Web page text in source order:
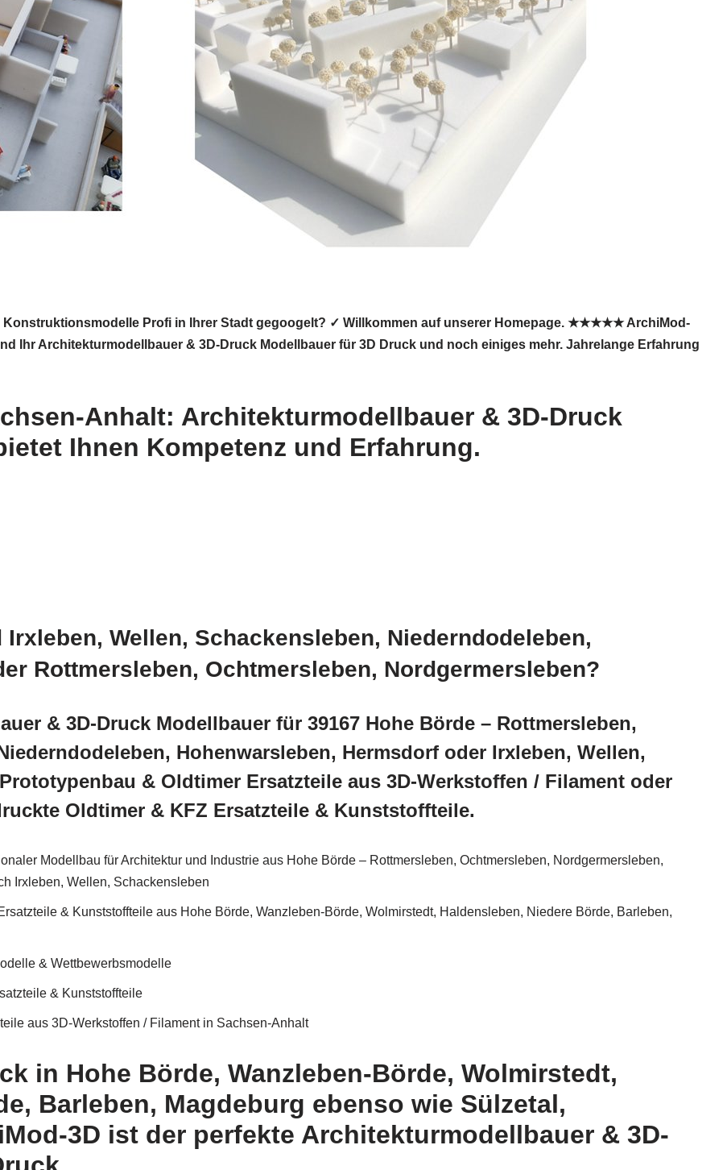
Konstruktionsmodelle Profi in Ihrer Stadt gegoogelt? ✓ Willkommen auf unserer Homepage. ★★★★★ ArchiMod-
Ihr Architekturmodellbauer & 3D-Druck Modellbauer für 3D Druck und noch einiges mehr. Jahrelange Erfahrung
Anhalt: Architekturmodellbauer & 3D-Druck
Ihnen Kompetenz und Erfahrung.
Wellen, Schackensleben, Niederndodeleben,
Rottmersleben, Ochtmersleben, Nordgermersleben?
& 3D-Druck Modellbauer für 39167 Hohe Börde – Rottmersleben,
Hohenwarsleben, Hermsdorf oder Irxleben, Wellen,
& Oldtimer Ersatzteile aus 3D-Werkstoffen / Filament oder
Oldtimer & KFZ Ersatzteile & Kunststoffteile.
Modellbau für Architektur und Industrie aus Hohe Börde – Rottmersleben, Ochtmersleben, Nordgermersleben,
Irxleben, Wellen, Schackensleben
& Kunststoffteile aus Hohe Börde, Wanzleben-Börde, Wolmirstedt, Haldensleben, Niedere Börde, Barleben,
& Wettbewerbsmodelle
& Kunststoffteile
aus 3D-Werkstoffen / Filament in Sachsen-Anhalt
in Hohe Börde, Wanzleben-Börde, Wolmirstedt,
Barleben, Magdeburg ebenso wie Sülzetal,
3D ist der perfekte Architekturmodellbauer & 3D-